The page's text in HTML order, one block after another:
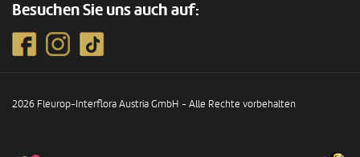
Besuchen Sie uns auch auf:
2026 Fleurop-Interflora Austria GmbH - Alle Rechte vorbehalten